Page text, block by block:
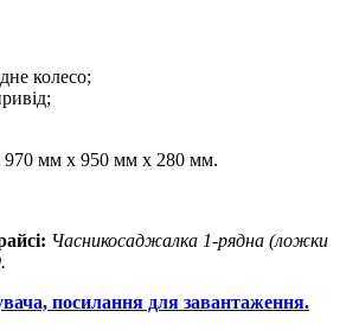
колесо;
970 мм х 950 мм х 280 мм.
Часникосаджалка 1-рядна (ложки
посилання для завантаження.